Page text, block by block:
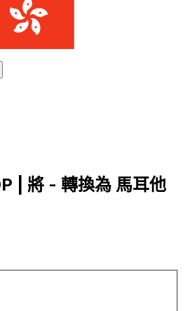
| 將 - 轉換為 馬耳他